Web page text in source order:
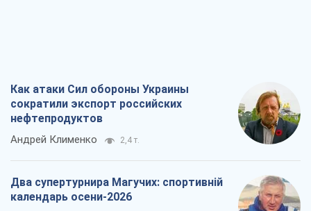
Как атаки Сил обороны Украины
сократили экспорт российских
нефтепродуктов
Андрей Клименко 2,4 т.
Два супертурнира Магучих: спортивній
календарь осени-2026